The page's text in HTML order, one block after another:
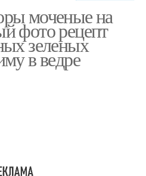
Моченые помидоры
моченые на
фото рецепт
зеленых
в ведре